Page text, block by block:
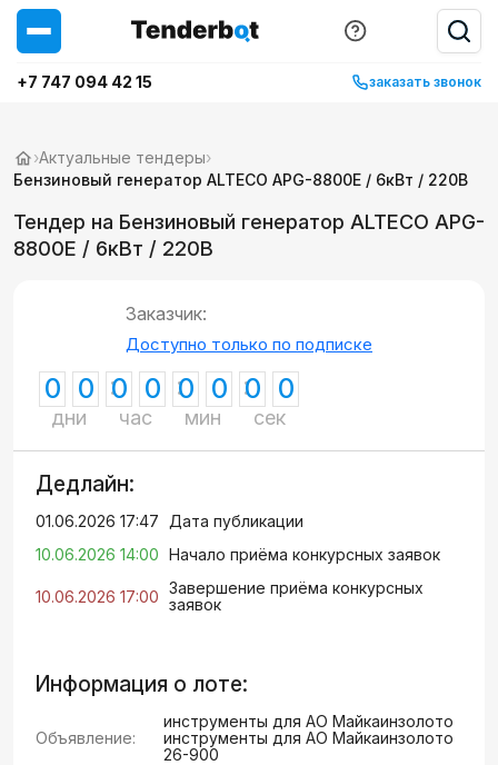
+7 747 094 42 15 заказать звонок
›Актуальные тендеры›
Бензиновый генератор ALTECO APG-8800E / 6кВт / 220В
Тендер на Бензиновый генератор ALTECO APG-
8800E / 6кВт / 220В
Заказчик:
Доступно только по подписке
0 0
дни
0 0
час
0 0
мин
0 0
сек
Дедлайн:
01.06.2026 17:47
Дата публикации
10.06.2026 14:00 Начало приёма конкурсных заявок
10.06.2026 17:00 Завершение приёма конкурсных
заявок
Информация о лоте:
Объявление:
инструменты для АО Майкаинзолото
инструменты для АО Майкаинзолото
26-900